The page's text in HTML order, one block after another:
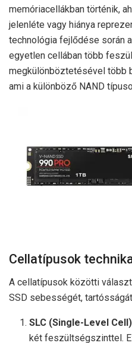
memóriacellákban történik,
jelenléte vagy hiánya
technológia fejlődése során
egyetlen cellában több
megkülönböztetésével több
ami a különböző NAND
Cellatípusok
A cellatípusok közötti
SSD sebességét,
SLC (Single-Level
két feszültségszinttel.